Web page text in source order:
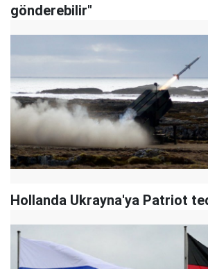
gönderebilir"
Hollanda Ukrayna'ya Patriot